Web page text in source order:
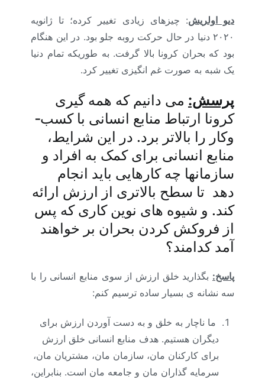
دیو اولریش: چیزهای زیادی تغییر کرده؛ تا ژانویه
۲۰۲۰ دنیا در حال حرکت رو­به­ جلو بود. در این هنگام
بود که بحران کرونا بالا گرفت. به­ طوری­که تمام دنیا
یک­ شبه به صورت غم ­انگیزی تغییر کرد.
پرسش: می­ دانیم که همه ­گیری
کرونا ارتباط منابع ­انسانی با کسب­
وکار را بالاتر برد. در این شرایط،
منابع­ انسانی برای کمک به افراد و
سازمان­ها چه ­کارهایی باید انجام
دهد تا سطح بالاتری از ارزش ارائه
کند. و شیوه ­های نوین کاری که پس
از فروکش کردن بحران بر خواهند
آمد کدامند؟
پاسخ: بگذارید خلق ارزش از سوی منابع انسانی را با
سه نشانه­ ی بسیار ساده ترسیم کنم:
ما ناچار به خلق و به­ دست ­آوردن ارزش برای
دیگران هستیم. هدف منابع انسانی خلق ارزش
برای کارکنان ­مان، سازمان ­مان، مشتریان­ مان،
سرمایه ­گذاران ­مان و جامعه ­مان است. بنابراین،